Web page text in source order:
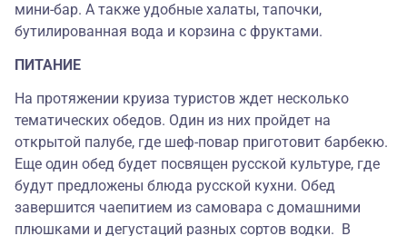
мини-бар. А также удобные халаты, тапочки,
бутилированная вода и корзина с фруктами.
ПИТАНИЕ
На протяжении круиза туристов ждет несколько
тематических обедов. Один из них пройдет на
открытой палубе, где шеф-повар приготовит барбекю.
Еще один обед будет посвящен русской культуре, где
будут предложены блюда русской кухни. Обед
завершится чаепитием из самовара с домашними
плюшками и дегустаций разных сортов водки. В